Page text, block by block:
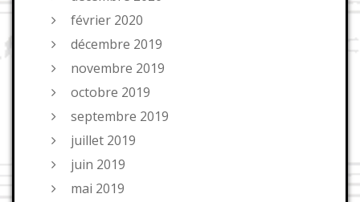
février 2020
décembre 2019
novembre 2019
octobre 2019
septembre 2019
juillet 2019
juin 2019
mai 2019